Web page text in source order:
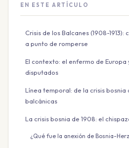
EN ESTE ARTÍCULO
Crisis de los Balcanes (1908-1913):
a punto de romperse
El contexto: el enfermo de Europa
disputados
Línea temporal: de la crisis bosnia
balcánicas
La crisis bosnia de 1908: el
¿Qué fue la anexión de Bosnia-